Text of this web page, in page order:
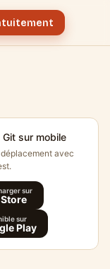
sur mobile
avec
sur
sur
Play